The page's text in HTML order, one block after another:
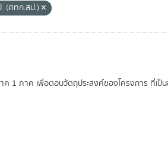
. (ศทก.สป.)
ค 1 ภาค เพื่อตอบวัตถุประสงค์ของโครงการ ที่เป็